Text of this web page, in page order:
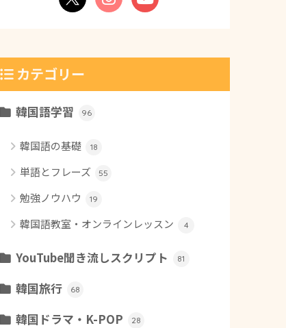
カテゴリー
韓国語学習 96
韓国語の基礎 18
単語とフレーズ 55
勉強ノウハウ 19
韓国語教室・オンラインレッスン 4
YouTube聞き流しスクリプト 81
韓国旅行 68
韓国ドラマ・K-POP 28